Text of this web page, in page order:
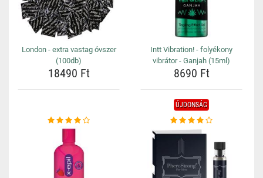
London - extra vastag óvszer
(100db)
18490 Ft
Intt Vibration! - folyékony
vibrátor - Ganjah (15ml)
8690 Ft
ÚJDONSÁG